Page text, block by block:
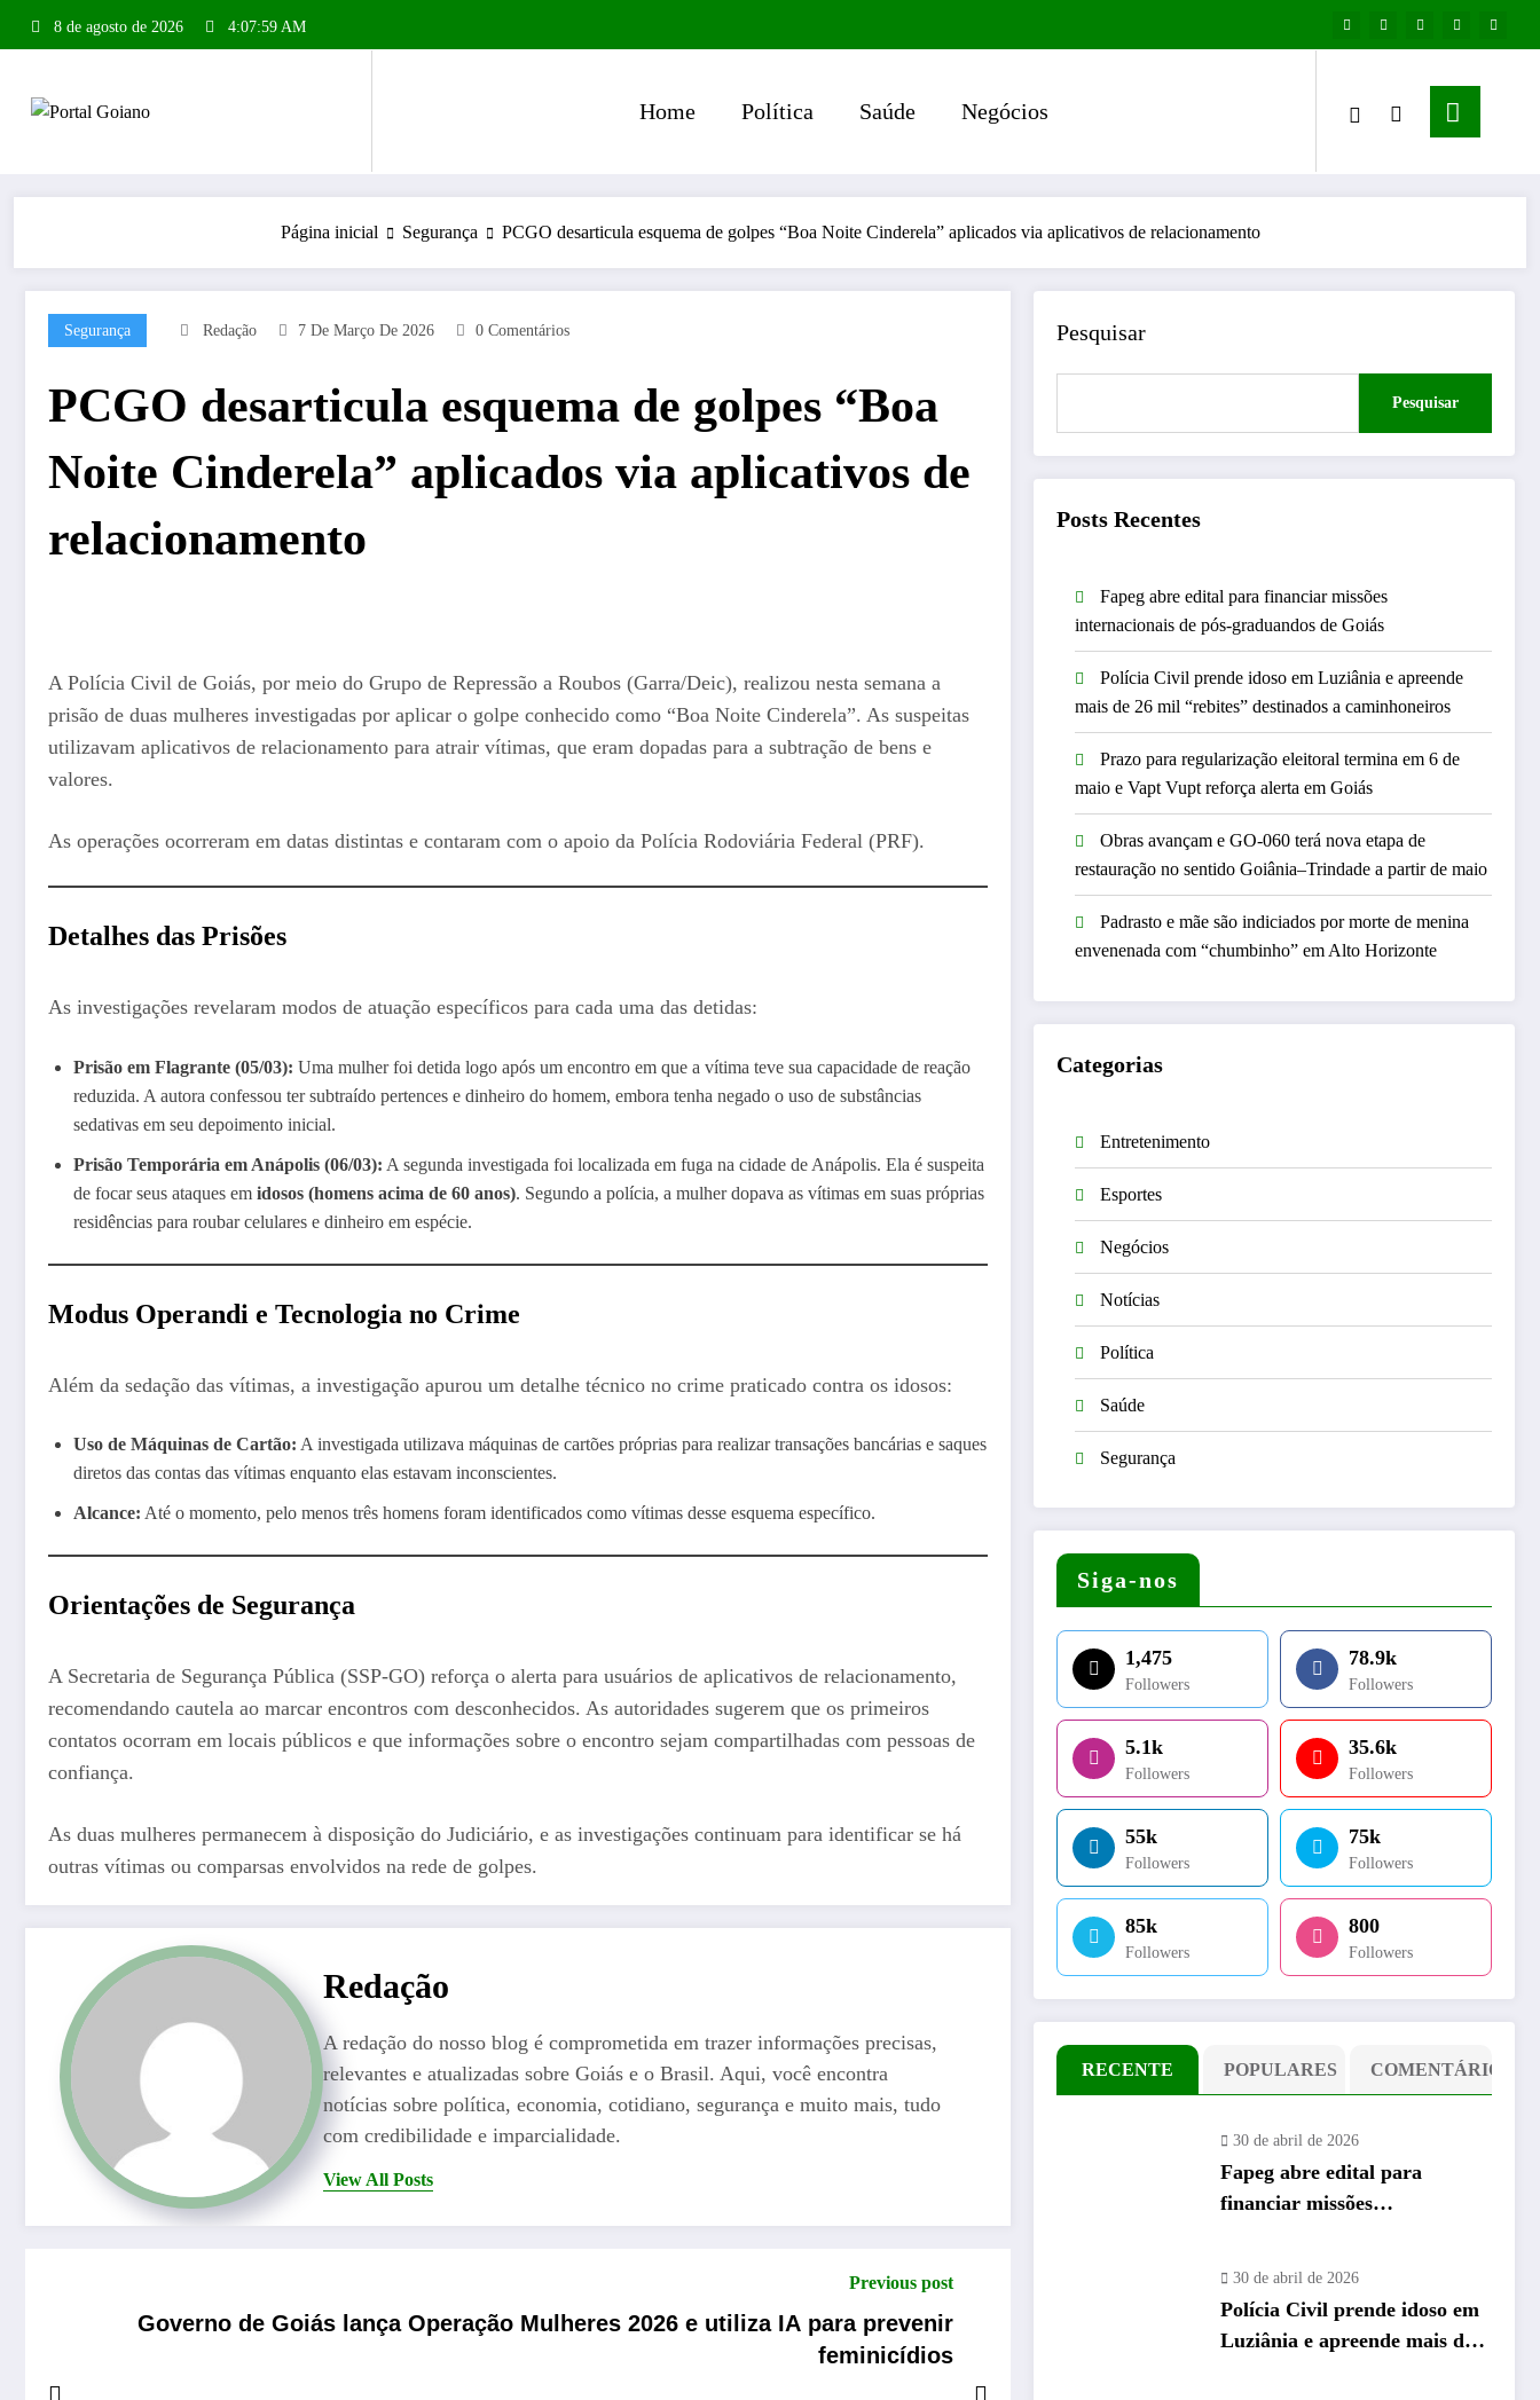
conteúdo
8 de agosto de 2026 4:08:00 AM
Home Política Saúde Negócios
Página inicial Segurança PCGO desarticula esquema de golpes “Boa Noite Cinderela” aplicados via aplicativos de relacionamento
Segurança Redação 7 De Março De 2026 0 Comentários
PCGO desarticula esquema de golpes “Boa
Noite Cinderela” aplicados via aplicativos de
relacionamento
A Polícia Civil de Goiás, por meio do Grupo de Repressão a Roubos (Garra/Deic), realizou nesta semana a
prisão de duas mulheres investigadas por aplicar o golpe conhecido como “Boa Noite Cinderela”. As suspeitas
utilizavam aplicativos de relacionamento para atrair vítimas, que eram dopadas para a subtração de bens e
valores.
As operações ocorreram em datas distintas e contaram com o apoio da Polícia Rodoviária Federal (PRF).
Detalhes das Prisões
As investigações revelaram modos de atuação específicos para cada uma das detidas:
Prisão em Flagrante (05/03): Uma mulher foi detida logo após um encontro em que a vítima teve sua capacidade de reação
reduzida. A autora confessou ter subtraído pertences e dinheiro do homem, embora tenha negado o uso de substâncias
sedativas em seu depoimento inicial.
Prisão Temporária em Anápolis (06/03): A segunda investigada foi localizada em fuga na cidade de Anápolis. Ela é suspeita
de focar seus ataques em idosos (homens acima de 60 anos). Segundo a polícia, a mulher dopava as vítimas em suas próprias
residências para roubar celulares e dinheiro em espécie.
Modus Operandi e Tecnologia no Crime
Além da sedação das vítimas, a investigação apurou um detalhe técnico no crime praticado contra os idosos:
Uso de Máquinas de Cartão: A investigada utilizava máquinas de cartões próprias para realizar transações bancárias e saques
diretos das contas das vítimas enquanto elas estavam inconscientes.
Alcance: Até o momento, pelo menos três homens foram identificados como vítimas desse esquema específico.
Orientações de Segurança
A Secretaria de Segurança Pública (SSP-GO) reforça o alerta para usuários de aplicativos de relacionamento,
recomendando cautela ao marcar encontros com desconhecidos. As autoridades sugerem que os primeiros
contatos ocorram em locais públicos e que informações sobre o encontro sejam compartilhadas com pessoas de
confiança.
As duas mulheres permanecem à disposição do Judiciário, e as investigações continuam para identificar se há
outras vítimas ou comparsas envolvidos na rede de golpes.
Redação
A redação do nosso blog é comprometida em trazer informações precisas,
relevantes e atualizadas sobre Goiás e o Brasil. Aqui, você encontra
notícias sobre política, economia, cotidiano, segurança e muito mais, tudo
com credibilidade e imparcialidade.
View All Posts
Previous post
Governo de Goiás lança Operação Mulheres 2026 e utiliza IA para prevenir
feminicídios
Pesquisar
Pesquisar
Posts Recentes
Fapeg abre edital para financiar missões
internacionais de pós-graduandos de Goiás
Polícia Civil prende idoso em Luziânia e apreende
mais de 26 mil “rebites” destinados a caminhoneiros
Prazo para regularização eleitoral termina em 6 de
maio e Vapt Vupt reforça alerta em Goiás
Obras avançam e GO-060 terá nova etapa de
restauração no sentido Goiânia–Trindade a partir de maio
Padrasto e mãe são indiciados por morte de menina
envenenada com “chumbinho” em Alto Horizonte
Categorias
Entretenimento
Esportes
Negócios
Notícias
Política
Saúde
Segurança
Siga-nos
1,475
Followers
78.9k
Followers
5.1k
Followers
35.6k
Followers
55k
Followers
75k
Followers
85k
Followers
800
Followers
RECENTE POPULARES COMENTÁRIO
30 de abril de 2026
Fapeg abre edital para
financiar missões
30 de abril de 2026
Polícia Civil prende idoso em
Luziânia e apreende mais de